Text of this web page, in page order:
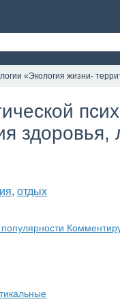
«Экология жизни-
здоровья,
, отдых